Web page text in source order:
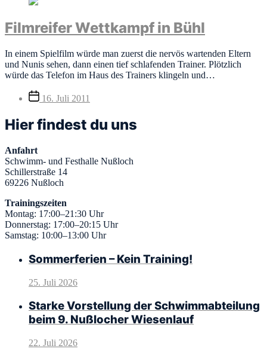
Filmreifer Wettkampf in Bühl
In einem Spielfilm würde man zuerst die nervös wartenden Eltern
und Nunis sehen, dann einen tief schlafenden Trainer. Plötzlich
würde das Telefon im Haus des Trainers klingeln und…
Veröffentlichungsdatum
16. Juli 2011
Hier findest du uns
Anfahrt
Schwimm- und Festhalle Nußloch
Schillerstraße 14
69226 Nußloch
Trainingszeiten
Montag: 17:00–21:30 Uhr
Donnerstag: 17:00–20:15 Uhr
Samstag: 10:00–13:00 Uhr
Sommerferien – Kein Training!
25. Juli 2026
Starke Vorstellung der Schwimmabteilung
beim 9. Nußlocher Wiesenlauf
22. Juli 2026